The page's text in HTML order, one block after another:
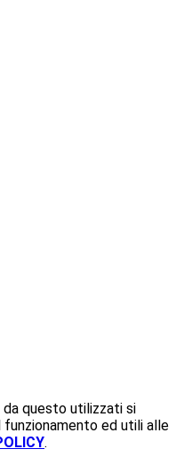
questo utilizzati si
funzionamento ed utili alle
.